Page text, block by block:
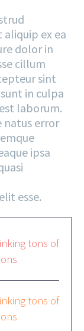
ex ea
dolor in
cillum
sint
in culpa
laborum.
natus error
ipsa
esse.
tons of
tons of